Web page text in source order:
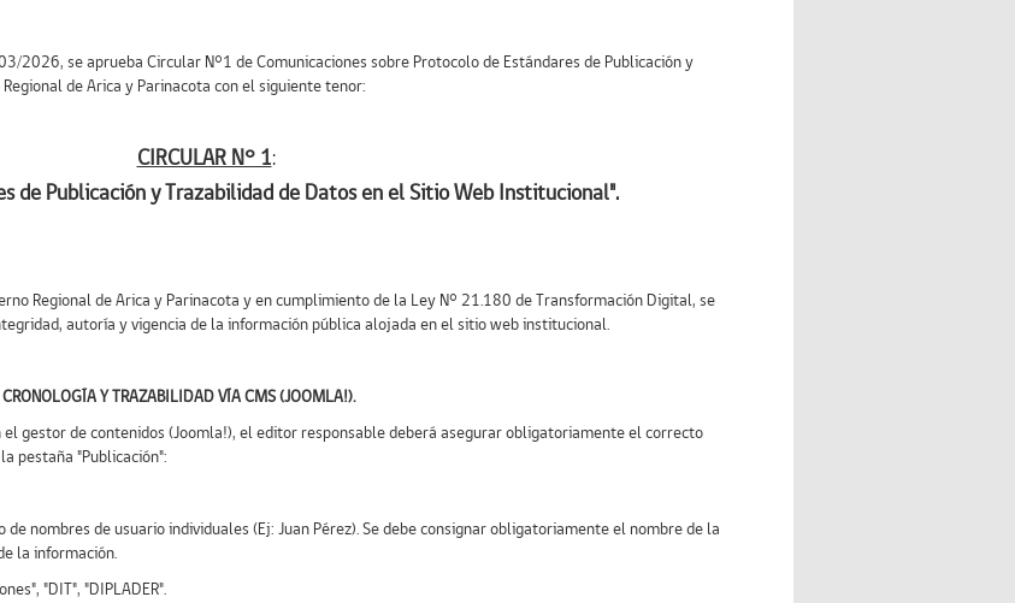
2026, se aprueba Circular N°1 de Comunicaciones sobre Protocolo de Estándares de Publicación y
de Arica y Parinacota con el siguiente tenor:
CIRCULAR N° 1:
de Publicación y Trazabilidad de Datos en el Sitio Web Institucional".
Regional de Arica y Parinacota y en cumplimiento de la Ley N° 21.180 de Transformación Digital, se
autoría y vigencia de la información pública alojada en el sitio web institucional.
Y TRAZABILIDAD VÍA CMS (JOOMLA!).
gestor de contenidos (Joomla!), el editor responsable deberá asegurar obligatoriamente el correcto
pestaña "Publicación":
nombres de usuario individuales (Ej: Juan Pérez). Se debe consignar obligatoriamente el nombre de la
la información.
"DIT", "DIPLADER".